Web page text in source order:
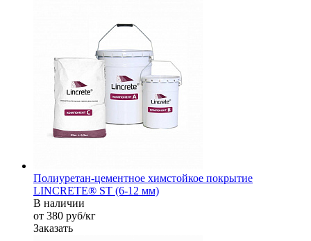
Полиуретан-цементное химстойкое покрытие
LINCRETE® ST (6-12 мм)
В наличии
от 380 руб/кг
Заказать